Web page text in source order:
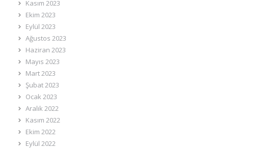
Kasım 2023
Ekim 2023
Eylül 2023
Ağustos 2023
Haziran 2023
Mayıs 2023
Mart 2023
Şubat 2023
Ocak 2023
Aralık 2022
Kasım 2022
Ekim 2022
Eylül 2022